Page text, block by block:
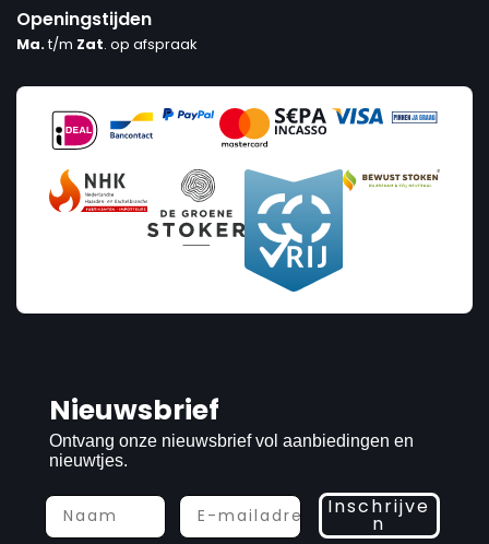
Openingstijden
Ma.t/m Zat. op afspraak
Nieuwsbrief
Ontvang onze nieuwsbrief vol aanbiedingen en
nieuwtjes.
Inschrijve
n